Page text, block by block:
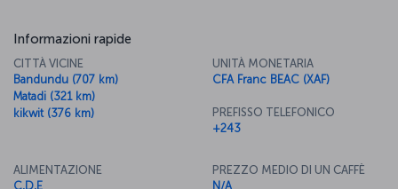
Informazioni rapide
CITTÀ VICINE
Bandundu (707 km)
Matadi (321 km)
kikwit (376 km)
UNITÀ MONETARIA
CFA Franc BEAC (XAF)
PREFISSO TELEFONICO
+243
ALIMENTAZIONE
C,D,E
PREZZO MEDIO DI UN CAFFÈ
N/A